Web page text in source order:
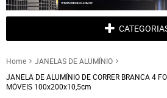
Home
JANELAS DE ALUMÍNIO
JANELA DE ALUMÍNIO DE CORRER BRANCA 4
MÓVEIS 100x200x10,5cm